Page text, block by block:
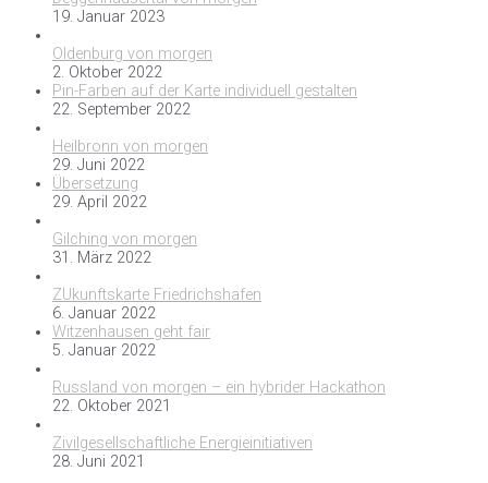
19. Januar 2023
Oldenburg von morgen
2. Oktober 2022
Pin-Farben auf der Karte individuell gestalten
22. September 2022
Heilbronn von morgen
29. Juni 2022
Übersetzung
29. April 2022
Gilching von morgen
31. März 2022
ZUkunftskarte Friedrichshafen
6. Januar 2022
Witzenhausen geht fair
5. Januar 2022
Russland von morgen – ein hybrider Hackathon
22. Oktober 2021
Zivilgesellschaftliche Energieinitiativen
28. Juni 2021